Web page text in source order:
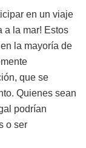
en un viaje
a la mar! Estos
la mayoría de
que se
Quienes sean
podrían
o ser